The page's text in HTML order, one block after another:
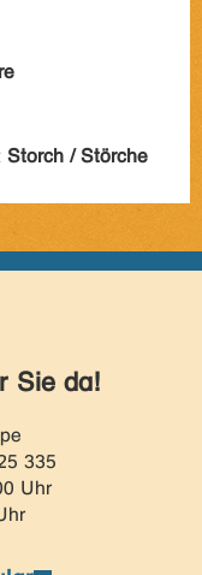
Storch / Störche